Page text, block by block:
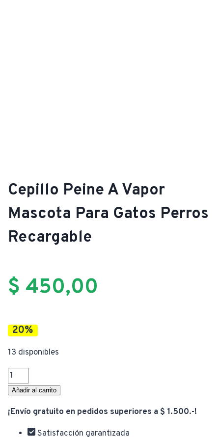
Cepillo Peine A Vapor
Mascota Para Gatos Perros
Recargable
$ 450,00
20%
13 disponibles
Cepillo
Peine
Vapor
Mascota
Añadir al carrito
¡Envío gratuito en pedidos superiores a $ 1.500.-!
Satisfacción garantizada